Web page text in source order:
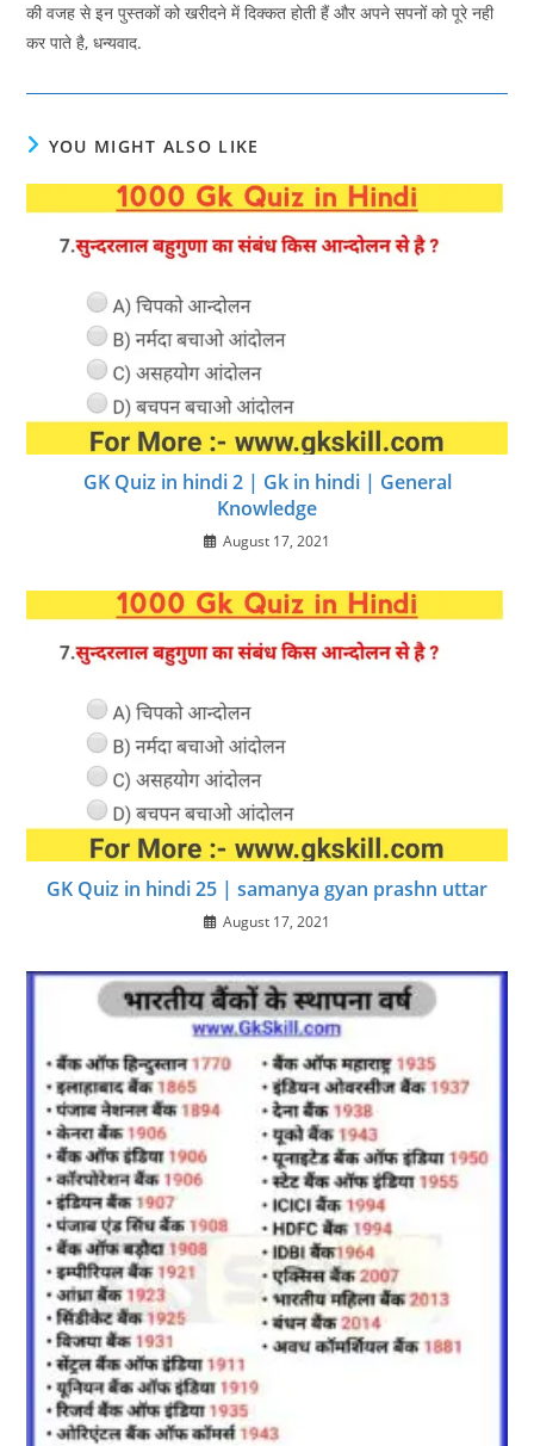
की वजह से इन पुस्तकों को खरीदने में दिक्कत होती हैं और अपने सपनों को पूरे नही
कर पाते है, धन्यवाद.
YOU MIGHT ALSO LIKE
GK Quiz in hindi 2 | Gk in hindi | General
Knowledge
August 17, 2021
GK Quiz in hindi 25 | samanya gyan prashn uttar
August 17, 2021